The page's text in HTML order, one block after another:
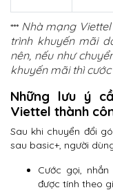
*** Nhà mạng
trình khuyến mãi
nên, nếu như
khuyến mãi thì
Những lưu ý
Viettel thành
Sau khi chuyển đổi
sau basic+, người
Cước gọi,
được tính theo